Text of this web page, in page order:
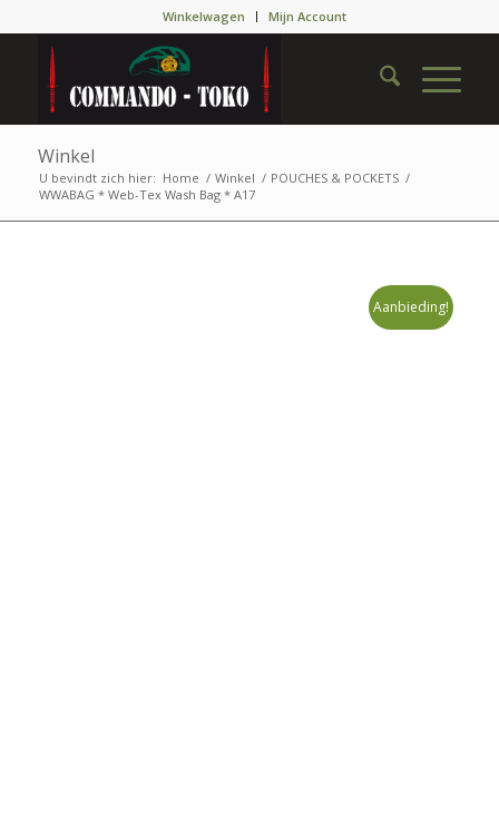
Winkelwagen Mijn Account
Winkel
U bevindt zich hier: Home / Winkel / POUCHES & POCKETS /
WWABAG * Web-Tex Wash Bag * A17
Aanbieding!